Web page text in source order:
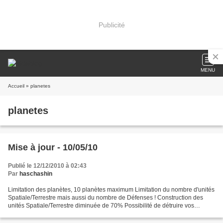
Publicité
MENU
Accueil » planetes
planetes
Mise à jour - 10/05/10
Publié le 12/12/2010 à 02:43
Par haschashin
Limitation des planètes, 10 planètes maximum Limitation du nombre d'unités
Spatiale/Terrestre mais aussi du nombre de Défenses ! Construction des
unités Spatiale/Terrestre diminuée de 70% Possibilité de détruire vos